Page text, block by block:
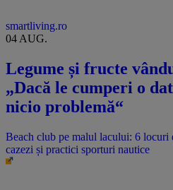
smartliving.ro
04 AUG.
Legume și fructe
„Dacă le cumperi o
nicio problemă“
Beach club pe malul lacului: 6 locuri
cazezi și practici sporturi nautice